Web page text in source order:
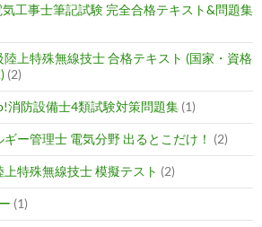
工事士筆記試験 完全合格テキスト&問題集
陸上特殊無線技士 合格テキスト (国家・資格
(2)
消防設備士4類試験対策問題集 (1)
ー管理士 電気分野 出るとこだけ！ (2)
特殊無線技士 模擬テスト (2)
(1)